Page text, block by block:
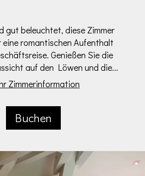
gut beleuchtet, diese Zimmer
eine romantischen Aufenthalt
Genießen Sie die
auf den Löwen und die...
Zimmerinformation
Buchen